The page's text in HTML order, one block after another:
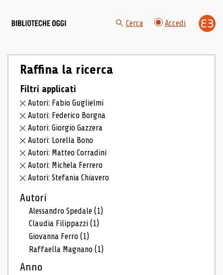
Cerca Accedi
Raffina la ricerca
Filtri applicati
Autori: Fabio Guglielmi
Autori: Federico Borgna
Autori: Giorgio Gazzera
Autori: Lorella Bono
Autori: Matteo Corradini
Autori: Michela Ferrero
Autori: Stefania Chiavero
Autori
Alessandro Spedale(1)
Claudia Filippazzi(1)
Giovanna Ferro(1)
Raffaella Magnano(1)
Anno